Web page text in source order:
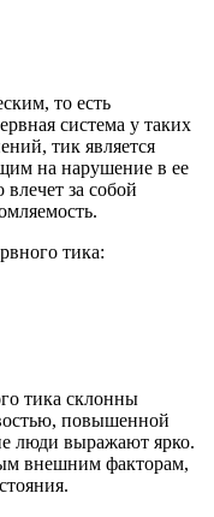
то есть
система у таких
тик является
на нарушение в ее
влечет за собой
тика:
тика склонны
повышенной
люди выражают ярко.
внешним факторам,